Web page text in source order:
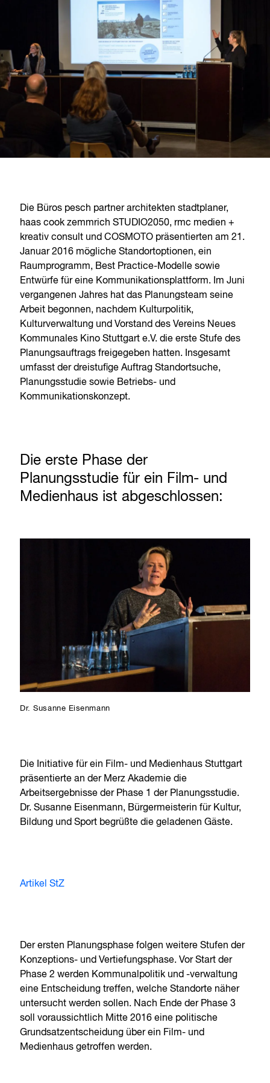
Die Büros pesch partner architekten stadtplaner,
haas cook zemmrich STUDIO2050, rmc medien +
kreativ consult und COSMOTO präsentierten am 21.
Januar 2016 mögliche Standortoptionen, ein
Raumprogramm, Best Practice-Modelle sowie
Entwürfe für eine Kommunikationsplattform. Im Juni
vergangenen Jahres hat das Planungsteam seine
Arbeit begonnen, nachdem Kulturpolitik,
Kulturverwaltung und Vorstand des Vereins Neues
Kommunales Kino Stuttgart e.V. die erste Stufe des
Planungsauftrags freigegeben hatten. Insgesamt
umfasst der dreistufige Auftrag Standortsuche,
Planungsstudie sowie Betriebs- und
Kommunikationskonzept.
Die erste Phase der
Planungsstudie für ein Film- und
Medienhaus ist abgeschlossen:
Dr. Susanne Eisenmann
Die Initiative für ein Film- und Medienhaus Stuttgart
präsentierte an der Merz Akademie die
Arbeitsergebnisse der Phase 1 der Planungsstudie.
Dr. Susanne Eisenmann, Bürgermeisterin für Kultur,
Bildung und Sport begrüßte die geladenen Gäste.
Artikel StZ
Der ersten Planungsphase folgen weitere Stufen der
Konzeptions- und Vertiefungsphase. Vor Start der
Phase 2 werden Kommunalpolitik und -verwaltung
eine Entscheidung treffen, welche Standorte näher
untersucht werden sollen. Nach Ende der Phase 3
soll voraussichtlich Mitte 2016 eine politische
Grundsatzentscheidung über ein Film- und
Medienhaus getroffen werden.